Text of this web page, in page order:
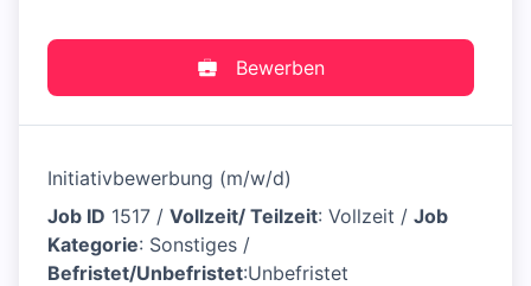
Bewerben
Initiativbewerbung (m/w/d)
Job ID 1517 / Vollzeit/ Teilzeit: Vollzeit / Job
Kategorie: Sonstiges /
Befristet/Unbefristet:Unbefristet